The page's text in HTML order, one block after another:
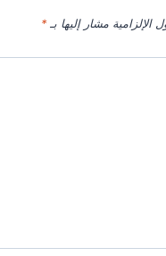
الإلزامية مشار إليها بـ*